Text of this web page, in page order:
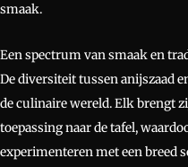
smaak.
Een spectrum van smaak en
De diversiteit tussen anijszaad
de culinaire wereld. Elk brengt
toepassing naar de tafel,
experimenteren met een breed